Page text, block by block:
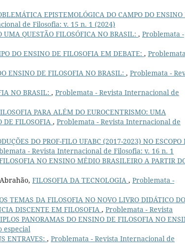
EPISTEMOLÓGICA DO CAMPO DO ENSINO
de Filosofia: v. 15 n. 1 (2024)
QUESTÃO FILOSÓFICA NO BRASIL: , Problemata -
DO ENSINO DE FILOSOFIA EM DEBATE: ,
ENSINO DE FILOSOFIA NO BRASIL: , Problemata -
NO BRASIL: , Problemata - Revista Internacional de
PARA ALÉM DO EUROCENTRISMO: UMA
DE FILOSOFIA , Problemata - Revista Internacional de
DO PROF-FILO UFABC (2017-2023) NO ESCOPO
- Revista Internacional de Filosofia: v. 16 n. 1
NO ENSINO MÉDIO BRASILEIRO A PARTIR
FILOSOFIA DA TECNOLOGIA , Problemata -
TEMAS DA FILOSOFIA NO NOVO LIVRO DIDÁTICO DO
DISCENTE EM FILOSOFIA , Problemata - Revista
PANORAMAS DO ENSINO DE FILOSOFIA NO
especial
ENTRAVES: , Problemata - Revista Internacional de